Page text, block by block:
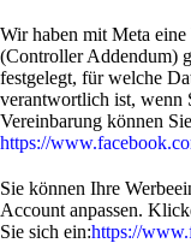
Wir haben mit Meta
(Controller Addendum)
festgelegt, für welche
verantwortlich ist, wenn
Vereinbarung können
https://
Sie können Ihre
Account anpassen.
Sie sich ein:https://